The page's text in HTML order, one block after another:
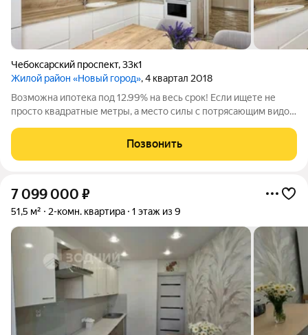
Чебоксарский проспект,33к1
Жилой район «Новый город», 4 квартал 2018
Возможна ипотека под 12.99% на весь срок! Если ищете не
просто квадратные метры, а место силы с потрясающим видом
ПЕРЕХВАТЫВАЕТ ДУХ! Закатное солнце, Волга на ладони - та
деталь, которая влюбляется в себя раз
Позвонить
7 099 000 ₽
51,5 м² 2-комн. квартира 1 этаж из 9